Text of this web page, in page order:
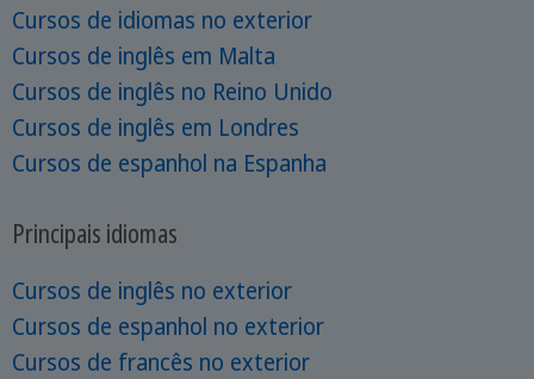
Cursos de idiomas no exterior
Cursos de inglês em Malta
Cursos de inglês no Reino Unido
Cursos de inglês em Londres
Cursos de espanhol na Espanha
Principais idiomas
Cursos de inglês no exterior
Cursos de espanhol no exterior
Cursos de francês no exterior